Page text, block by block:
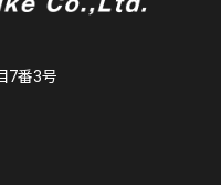
7番3号